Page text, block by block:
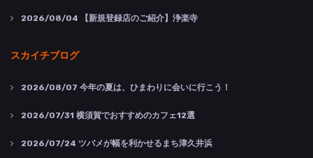
2026/08/04 【新規登録店のご紹介】浄楽寺
スカイチブログ
2026/08/07 今年の夏は、ひまわりに会いに行こう！
2026/07/31 横須賀でおすすめのカフェ12選
2026/07/24 ツバメが幅を利かせるまち津久井浜